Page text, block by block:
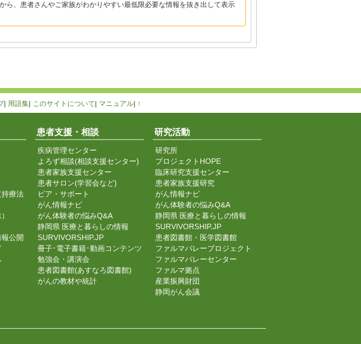
ら、患者さんやご家族がわかりやすい最低限必要な情報を抜き出して表示
| 用語集| このサイトについて| マニュアル| ↑
療法
公開
患者支援・相談
疾病管理センター
よろず相談(相談支援センター)
患者家族支援センター
患者サロン(学習会など)
ピア・サポート
がん情報ナビ
がん体験者の悩みQ&A
静岡県 医療と暮らしの情報
SURVIVORSHIP.JP
冊子･電子書籍･動画コンテンツ
勉強会・講演会
患者図書館(あすなろ図書館)
がんの教材や統計
研究活動
研究所
プロジェクトHOPE
臨床研究支援センター
患者家族支援研究
がん情報ナビ
がん体験者の悩みQ&A
静岡県 医療と暮らしの情報
SURVIVORSHIP.JP
患者図書館・医学図書館
ファルマバレープロジェクト
ファルマバレーセンター
ファルマ拠点
産業振興財団
静岡がん会議